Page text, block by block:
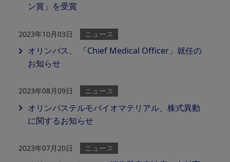
ン賞」を受賞
2023年10月03日 ニュース
オリンパス、 「Chief Medical Officer」就任の
お知らせ
2023年08月09日 ニュース
オリンパステルモバイオマテリアル、株式異動
に関するお知らせ
2023年07月20日 ニュース